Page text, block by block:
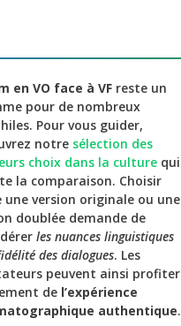
en VO face à VF reste un
pour de nombreux
Pour vous guider,
notre sélection des
choix dans la culture qui
la comparaison. Choisir
une version originale ou une
doublée demande de
les nuances linguistiques
des dialogues. Les
peuvent ainsi profiter
de l’expérience
authentique.